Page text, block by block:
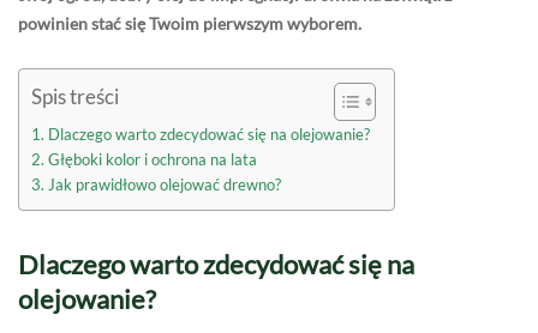
powinien stać się Twoim pierwszym wyborem.
Spis treści
Dlaczego warto zdecydować się na olejowanie?
Głęboki kolor i ochrona na lata
Jak prawidłowo olejować drewno?
Dlaczego warto zdecydować się na
olejowanie?